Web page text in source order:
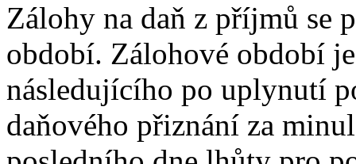
Zálohy na daň z příjmů se
období. Zálohové období
následujícího po uplynutí
daňového přiznání za